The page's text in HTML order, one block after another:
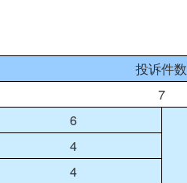
投诉件数
7
6
4
4